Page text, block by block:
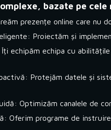
bazate pe
prezențe online care
Proiectăm și
echipăm echipa cu
Protejăm datele și
Optimizăm canalele de
Oferim programe de